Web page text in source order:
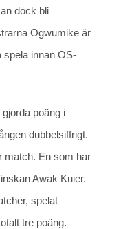
dock bli
Ogwumike är
spela innan OS-
poäng i
dubbelsiffrigt.
match. En som har
Awak Kuier.
spelat
tre poäng.